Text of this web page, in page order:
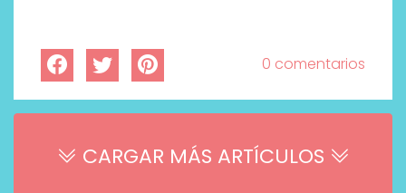
0 comentarios
CARGAR MÁS ARTÍCULOS